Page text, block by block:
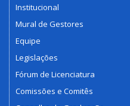
Institucional
Mural de Gestores
Equipe
Legislações
Fórum de Licenciatura
Comissões e Comitês